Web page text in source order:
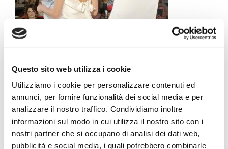
Questo sito web utilizza i cookie
Utilizziamo i cookie per personalizzare contenuti ed
annunci, per fornire funzionalità dei social media e per
analizzare il nostro traffico. Condividiamo inoltre
informazioni sul modo in cui utilizza il nostro sito con i
nostri partner che si occupano di analisi dei dati web,
pubblicità e social media, i quali potrebbero combinarle
10 Maggio 2023
Condividi il contenuto con i tuoi amici...